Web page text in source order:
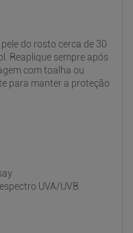
do rosto cerca de 30
Reaplique sempre após
com toalha ou
para manter a proteção
UVA/UVB.